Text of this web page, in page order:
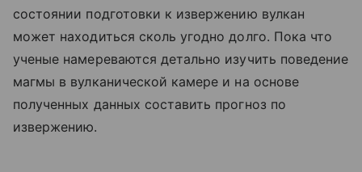
состоянии подготовки к извержению вулкан
может находиться сколь угодно долго. Пока что
ученые намереваются детально изучить поведение
магмы в вулканической камере и на основе
полученных данных составить прогноз по
извержению.